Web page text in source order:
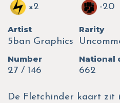
×2
-20
Artist
5ban Graphics
Rarity
Number
27 / 146
National
662
De Fletchinder kaart zit